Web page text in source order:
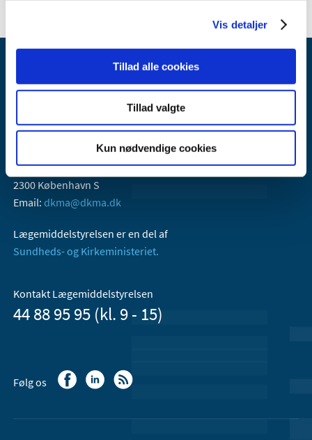
Vis detaljer
Tillad alle cookies
Tillad valgte
Kun nødvendige cookies
Lægemiddelstyrelsen
Axel Heides Gade 1
2300 København S
Email: dkma@dkma.dk
Lægemiddelstyrelsen er en del af
Sundheds- og Kirkeministeriet.
Kontakt Lægemiddelstyrelsen
44 88 95 95 (kl. 9 - 15)
Følg os